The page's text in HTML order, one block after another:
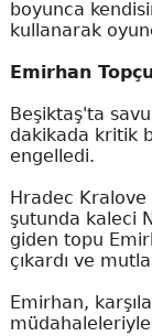
boyunca
kullanarak
Emirhan
Beşiktaş'ta
dakikada kritik
engelledi.
Hradec Kralove
şutunda kaleci
giden topu
çıkardı ve
Emirhan,
müdahaleleriyle